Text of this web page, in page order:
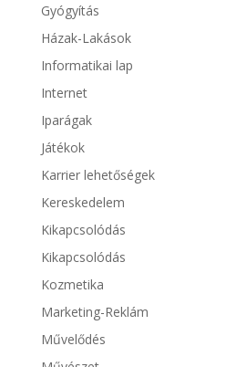
Gyógyítás
Házak-Lakások
Informatikai lap
Internet
Iparágak
Játékok
Karrier lehetőségek
Kereskedelem
Kikapcsolódás
Kikapcsolódás
Kozmetika
Marketing-Reklám
Művelődés